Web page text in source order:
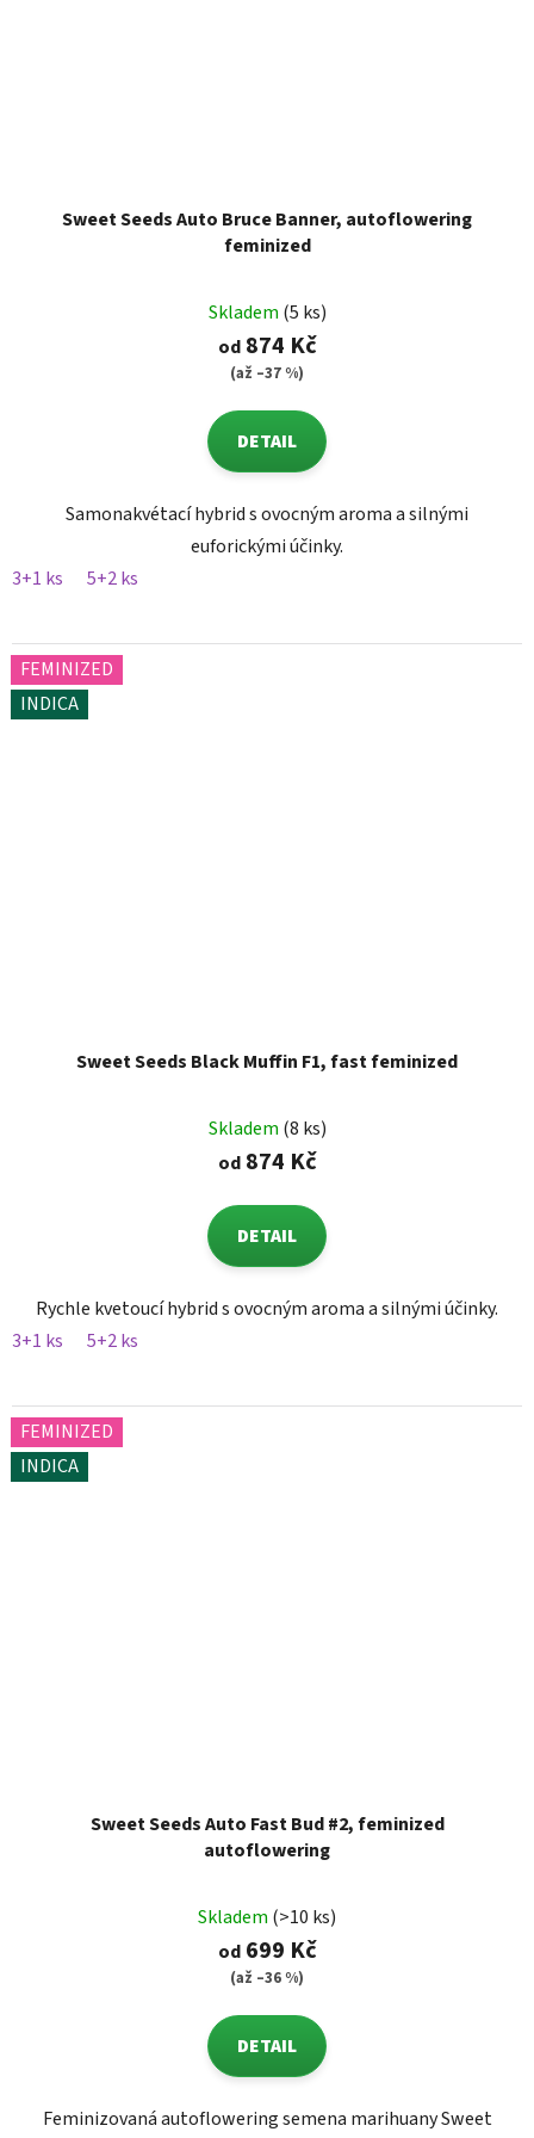
Sweet Seeds Auto Bruce Banner, autoflowering
feminized
Skladem (5 ks)
od874 Kč
(až –37 %)
DETAIL
Samonakvétací hybrid s ovocným aroma a silnými
euforickými účinky.
3+1 ks
5+2 ks
FEMINIZED
INDICA
Sweet Seeds Black Muffin F1, fast feminized
Skladem (8 ks)
od874 Kč
DETAIL
Rychle kvetoucí hybrid s ovocným aroma a silnými účinky.
3+1 ks
5+2 ks
FEMINIZED
INDICA
Sweet Seeds Auto Fast Bud #2, feminized
autoflowering
Skladem (>10 ks)
od699 Kč
(až –36 %)
DETAIL
Feminizovaná autoflowering semena marihuany Sweet